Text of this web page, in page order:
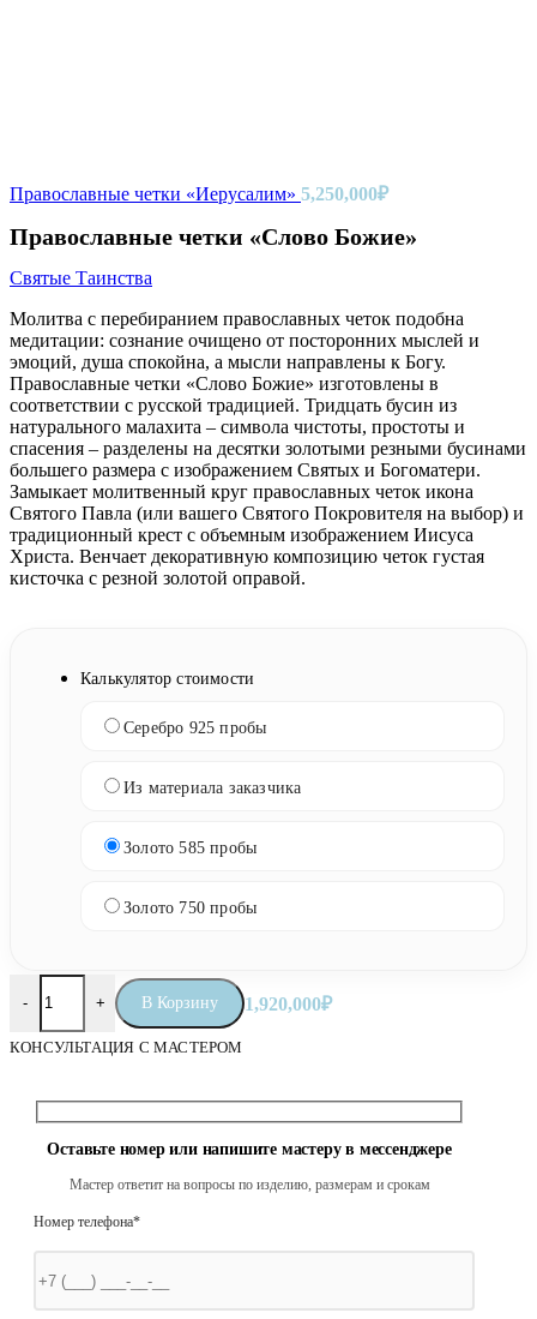
Православные четки «Иерусалим» 5,250,000₽
Православные четки «Слово Божие»
Святые Таинства
Молитва с перебиранием православных четок подобна
медитации: сознание очищено от посторонних мыслей и
эмоций, душа спокойна, а мысли направлены к Богу.
Православные четки «Слово Божие» изготовлены в
соответствии с русской традицией. Тридцать бусин из
натурального малахита – символа чистоты, простоты и
спасения – разделены на десятки золотыми резными бусинами
большего размера с изображением Святых и Богоматери.
Замыкает молитвенный круг православных четок икона
Святого Павла (или вашего Святого Покровителя на выбор) и
традиционный крест с объемным изображением Иисуса
Христа. Венчает декоративную композицию четок густая
кисточка с резной золотой оправой.
Калькулятор стоимости
Серебро 925 пробы
Из материала заказчика
Золото 585 пробы
Золото 750 пробы
-
Количество товара Православные четки «Слово Божие»
+ В Корзину 1,920,000₽
КОНСУЛЬТАЦИЯ С МАСТЕРОМ
Оставьте номер или напишите мастеру в мессенджере
Мастер ответит на вопросы по изделию, размерам и срокам
Номер телефона*